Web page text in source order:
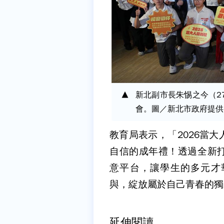
新北副市長朱惕之今（
會。圖／新北市政府提供
教育局表示，「2026當大
自信的成年禮！透過全新
意平台，讓學生的多元
與，綻放屬於自己青春的